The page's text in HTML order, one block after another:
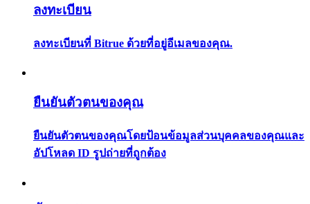
กลยุทธ์การซื้อขาย
เรียนรู้วิธีการรักษาผลกำไร
ลงทะเบียน
ลงทะเบียนที่ Bitrue ด้วยที่อยู่อีเมลของคุณ.
ยืนยันตัวตนของคุณ
ยืนยันตัวตนของคุณโดยป้อนข้อมูลส่วนบุคคลของคุณและ
อัปโหลด ID รูปถ่ายที่ถูกต้อง